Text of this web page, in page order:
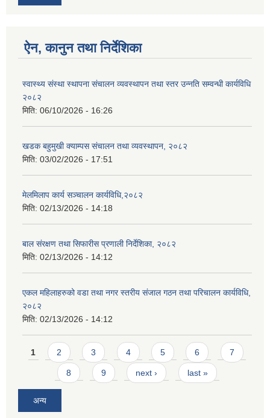
ऐन, कानुन तथा निर्देशिका
स्वास्थ्य संस्था स्थापना संचालन व्यवस्थापन तथा स्तर उन्नति सम्वन्धी कार्यविधि
२०८२
मिति: 06/10/2026 - 16:26
खडक बहुमुखी क्याम्पस संचालन तथा व्यवस्थापन, २०८२
मिति: 03/02/2026 - 17:51
मेलमिलाप कार्य सञ्चालन कार्यविधि,२०८२
मिति: 02/13/2026 - 14:18
बाल संरक्षण तथा सिफारीस प्रणाली निर्देशिका, २०८२
मिति: 02/13/2026 - 14:12
एकल महिलाहरुको वडा तथा नगर स्तरीय संजाल गठन तथा परिचालन कार्यविधि,
२०८२
मिति: 02/13/2026 - 14:12
Pages
1 2 3 4 5 6 7
8 9 next › last »
अन्य